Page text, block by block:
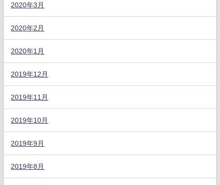
2020年3月
2020年2月
2020年1月
2019年12月
2019年11月
2019年10月
2019年9月
2019年8月